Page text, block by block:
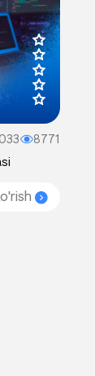
8771